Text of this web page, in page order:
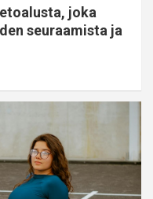
joka
seuraamista ja